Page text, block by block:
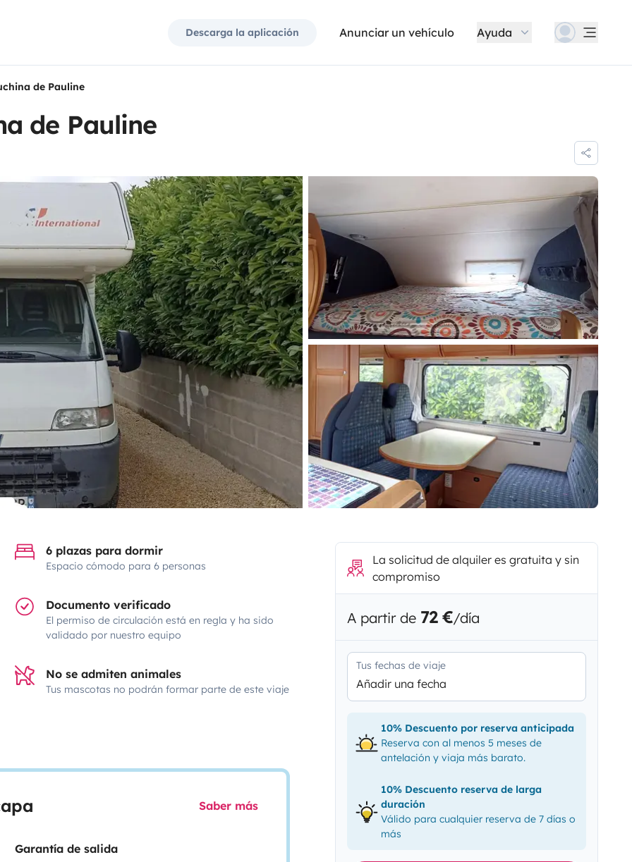
Descarga la aplicación Anunciar un vehículo Ayuda
de Pauline
de Pauline
6 plazas para dormir
Espacio cómodo para 6 personas
Documento verificado
El permiso de circulación está en regla y ha sido
validado por nuestro equipo
No se admiten animales
Tus mascotas no podrán formar parte de este viaje
Saber más
Garantía de salida
La solicitud de alquiler es gratuita y sin
compromiso
A partir de 72 €/día
Tus fechas de viaje
Añadir una fecha
10% Descuento por reserva anticipada
Reserva con al menos 5 meses de
antelación y viaja más barato.
10% Descuento reserva de larga
duración
Válido para cualquier reserva de 7 días o
más